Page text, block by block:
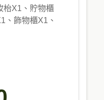
枱X1、貯物櫃
、飾物櫃X1、